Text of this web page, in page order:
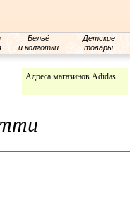
Бельё
и колготки
Детские
товары
Адреса магазинов Adidas